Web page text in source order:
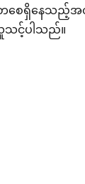
တစေရှိနေသည့်
ယူသင့်ပါသည်။